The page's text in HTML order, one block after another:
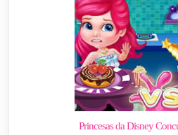
Princesas da Disney